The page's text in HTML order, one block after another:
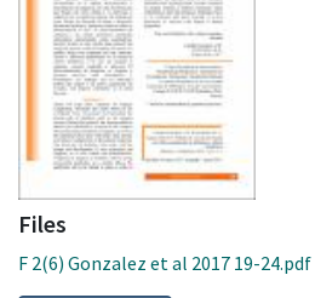
Files
F 2(6) Gonzalez et al 2017 19-24.pdf